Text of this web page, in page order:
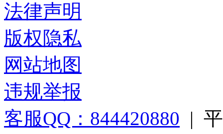
法律声明
版权隐私
网站地图
违规举报
客服QQ：844420880 |